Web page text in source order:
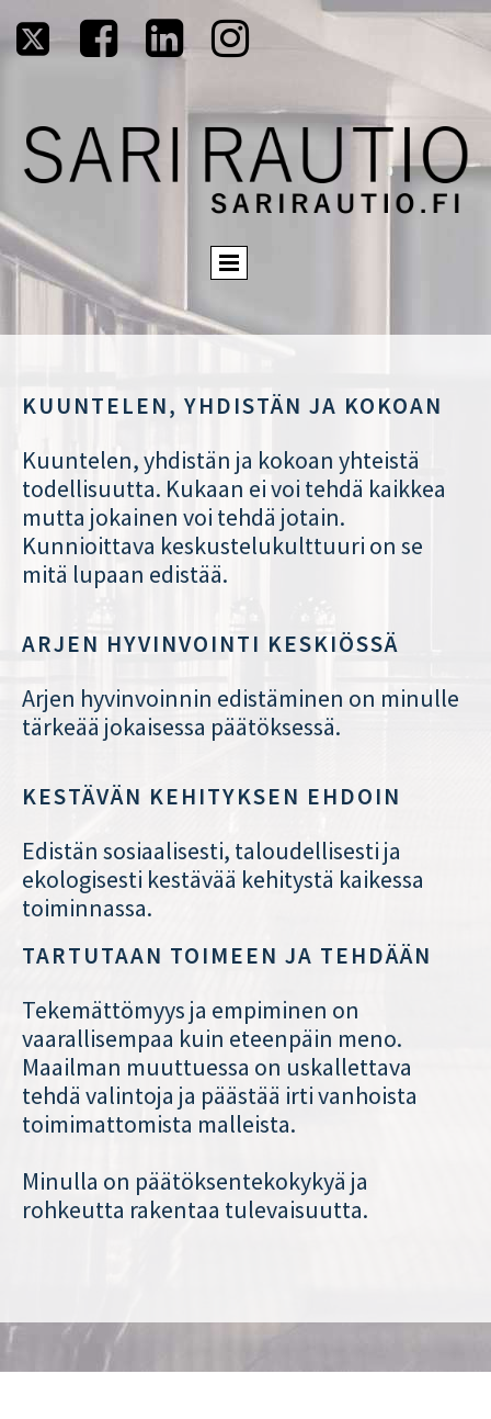
   
KUUNTELEN, YHDISTÄN JA KOKOAN
Kuuntelen, yhdistän ja kokoan yhteistä
todellisuutta. Kukaan ei voi tehdä kaikkea
mutta jokainen voi tehdä jotain.
Kunnioittava keskustelukulttuuri on se
mitä lupaan edistää.
ARJEN HYVINVOINTI KESKIÖSSÄ
Arjen hyvinvoinnin edistäminen on minulle
tärkeää jokaisessa päätöksessä.
KESTÄVÄN KEHITYKSEN EHDOIN
Edistän sosiaalisesti, taloudellisesti ja
ekologisesti kestävää kehitystä kaikessa
toiminnassa.
TARTUTAAN TOIMEEN JA TEHDÄÄN
Tekemättömyys ja empiminen on
vaarallisempaa kuin eteenpäin meno.
Maailman muuttuessa on uskallettava
tehdä valintoja ja päästää irti vanhoista
toimimattomista malleista.
Minulla on päätöksentekokykyä ja
rohkeutta rakentaa tulevaisuutta.